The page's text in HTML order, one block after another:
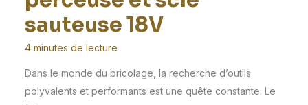
sauteuse 18V
4 minutes de lecture
Dans le monde du bricolage, la recherche d’outils
polyvalents et performants est une quête constante. Le